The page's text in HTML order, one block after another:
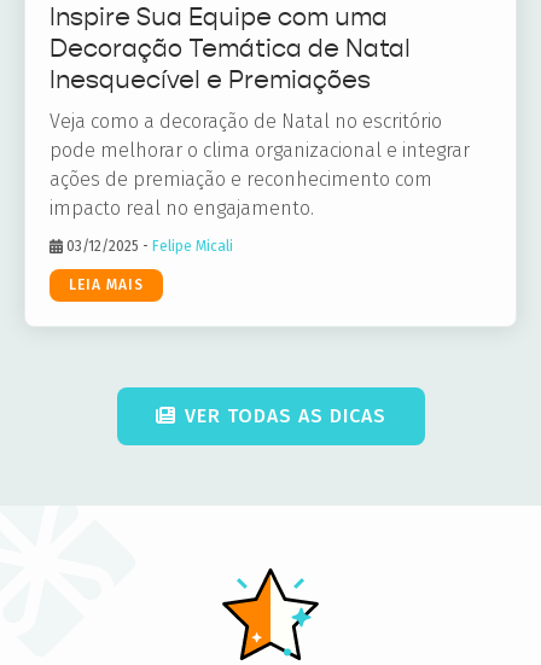
Inspire Sua Equipe com uma
Decoração Temática de Natal
Inesquecível e Premiações
Veja como a decoração de Natal no escritório
pode melhorar o clima organizacional e integrar
ações de premiação e reconhecimento com
impacto real no engajamento.
03/12/2025 - Felipe Micali
LEIA MAIS
VER TODAS AS DICAS